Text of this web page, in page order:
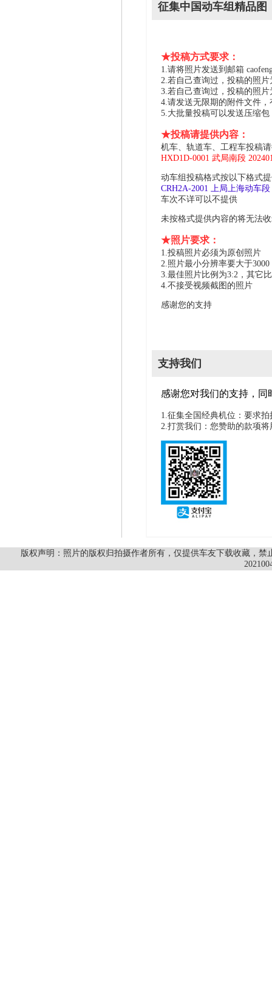
征集中国动车组精品图
★投稿方式要求：
1.请将照片发送到邮箱
2.若自己查询过，投稿的照
3.若自己查询过，投稿的照
4.请发送无限期的附件文件
5.大批量投稿可以发送压缩
★投稿请提供内容：
机车、轨道车、工程车投稿
HXD1D-0001 武局南段
动车组投稿格式按以下格式
CRH2A-2001 上局上海动车
车次不详可以不提供
未按格式提供内容的将无法
★照片要求：
1.投稿照片必须为原创照片
2.照片最小分辨率要大于
3.最佳照片比例为3:2，其它
4.不接受视频截图的照片
感谢您的支持
支持我们
感谢您对我们的支持，同
1.征集全国经典机位：要求
2.打赏我们：您赞助的款项
版权声明：照片的版权归拍摄作者所有，仅提供车友下载收藏，